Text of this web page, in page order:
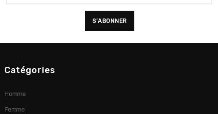
Catégories
Homme
Femme